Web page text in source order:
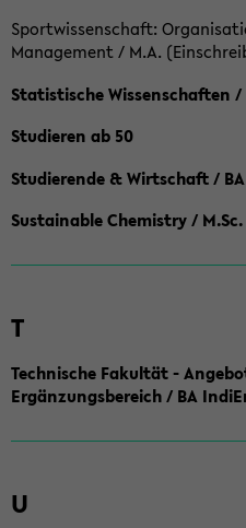
Sportwissenschaft:
Management / M.A.
Statistische Wissenschaften /
Studieren ab 50
Studierende & Wirtschaft /
Sustainable Chemistry / M.Sc.
T
Technische Fakultät -
Ergänzungsbereich / BA
U